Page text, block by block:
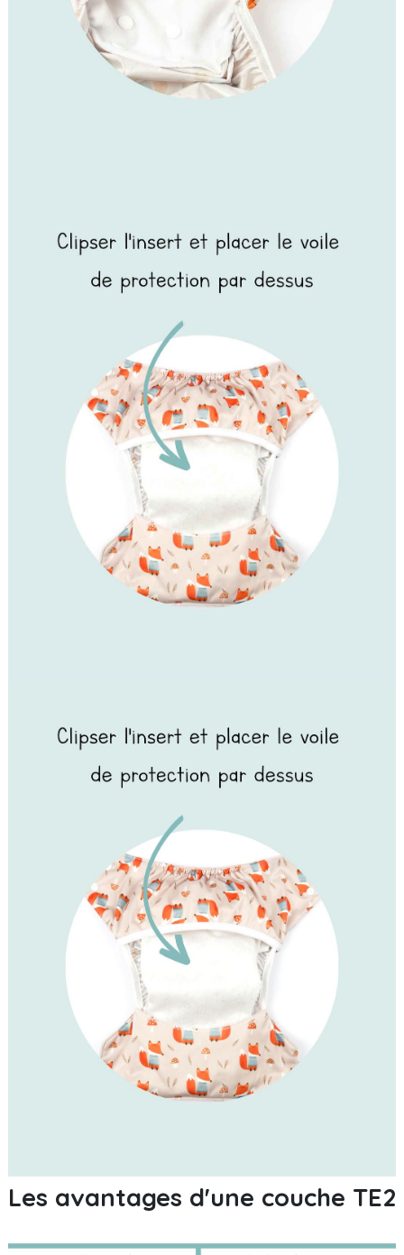
Les avantages d'une couche TE2